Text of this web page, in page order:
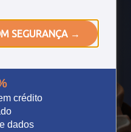
SEGURANÇA →
crédito
dados